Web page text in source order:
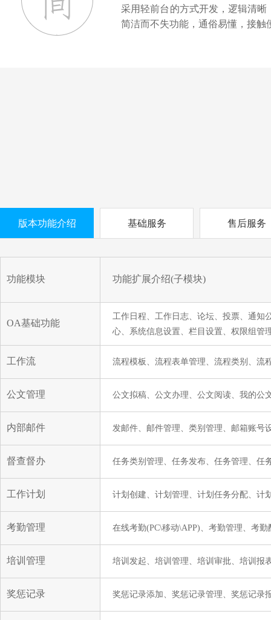
采用轻前台的方式开发，逻辑清晰
简洁而不失功能，通俗易懂，接触
版本功能介绍 基础服务 售后服务
功能模块 功能扩展介绍(子模块)
OA基础功能
工作日程、工作日志、论坛、投票、通知
心、系统信息设置、栏目设置、权限组管
工作流 流程模板、流程表单管理、流程类别、流
公文管理 公文拟稿、公文办理、公文阅读、我的公
内部邮件 发邮件、邮件管理、类别管理、邮箱账号
督查督办 任务类别管理、任务发布、任务管理、任
工作计划 计划创建、计划管理、计划任务分配、计
考勤管理 在线考勤(PC\移动\APP)、考勤管理、考
培训管理 培训发起、培训管理、培训审批、培训报
奖惩记录 奖惩记录添加、奖惩记录管理、奖惩记录